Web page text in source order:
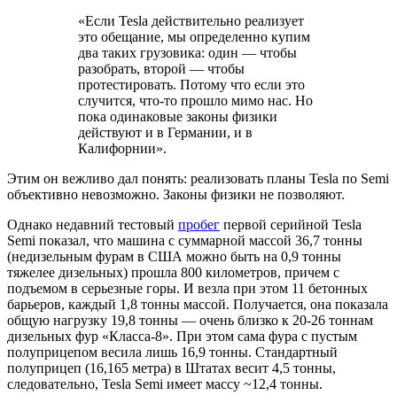
«Если Tesla действительно реализует
это обещание, мы определенно купим
два таких грузовика: один — чтобы
разобрать, второй — чтобы
протестировать. Потому что если это
случится, что-то прошло мимо нас. Но
пока одинаковые законы физики
действуют и в Германии, и в
Калифорнии».
Этим он вежливо дал понять: реализовать планы Tesla по Semi
объективно невозможно. Законы физики не позволяют.
Однако недавний тестовый пробег первой серийной Tesla
Semi показал, что машина с суммарной массой 36,7 тонны
(недизельным фурам в США можно быть на 0,9 тонны
тяжелее дизельных) прошла 800 километров, причем с
подъемом в серьезные горы. И везла при этом 11 бетонных
барьеров, каждый 1,8 тонны массой. Получается, она показала
общую нагрузку 19,8 тонны — очень близко к 20-26 тоннам
дизельных фур «Класса-8». При этом сама фура с пустым
полуприцепом весила лишь 16,9 тонны. Стандартный
полуприцеп (16,165 метра) в Штатах весит 4,5 тонны,
следовательно, Tesla Semi имеет массу ~12,4 тонны.